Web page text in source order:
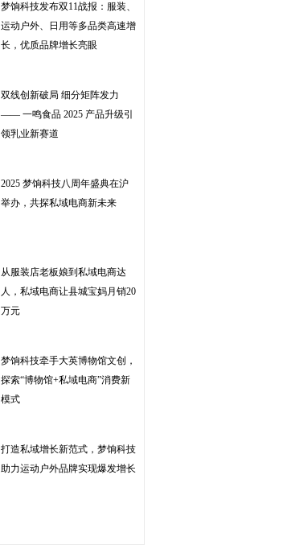
梦饷科技发布双11战报：服装、
运动户外、日用等多品类高速增
长，优质品牌增长亮眼
双线创新破局 细分矩阵发力
—— 一鸣食品 2025 产品升级引
领乳业新赛道
2025 梦饷科技八周年盛典在沪
举办，共探私域电商新未来
从服装店老板娘到私域电商达
人，私域电商让县城宝妈月销20
万元
梦饷科技牵手大英博物馆文创，
探索“博物馆+私域电商”消费新
模式
打造私域增长新范式，梦饷科技
助力运动户外品牌实现爆发增长